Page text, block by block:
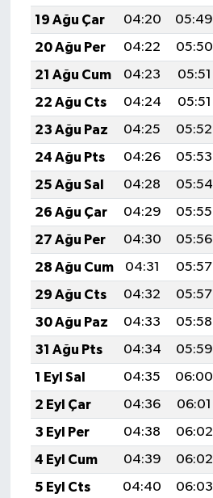
19 Ağu Çar
04:20 05:49
20 Ağu Per
04:22 05:50
21 Ağu Cum
04:23 05:51
22 Ağu Cts
04:24 05:51
23 Ağu Paz
04:25 05:52
24 Ağu Pts
04:26 05:53
25 Ağu Sal
04:28 05:54
26 Ağu Çar
04:29 05:55
27 Ağu Per
04:30 05:56
28 Ağu Cum
04:31 05:57
29 Ağu Cts
04:32 05:57
30 Ağu Paz
04:33 05:58
31 Ağu Pts
04:34 05:59
1 Eyl Sal
04:35 06:00
2 Eyl Çar
04:36 06:01
3 Eyl Per
04:38 06:02
4 Eyl Cum
04:39 06:02
5 Eyl Cts
04:40 06:03